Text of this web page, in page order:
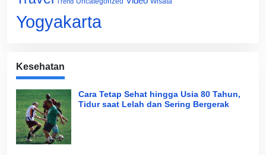
Yogyakarta
Kesehatan
Cara Tetap Sehat hingga Usia 80 Tahun,
Tidur saat Lelah dan Sering Bergerak